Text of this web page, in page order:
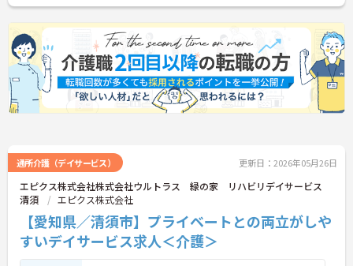
通所介護（デイサービス） 更新日：2026年05月26日
エピクス株式会社株式会社ウルトラス 緑の家 リハビリデイサービス
清須
エピクス株式会社
【愛知県／清須市】プライベートとの両立がしや
すいデイサービス求人＜介護＞